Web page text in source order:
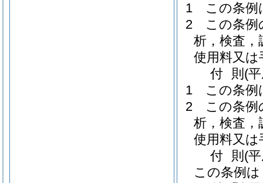
1
この条例
2
この条例
析，検査
使用料又
付 則 (
1
この条例
2
この条例
析，検査
使用料又
付 則 (
この条例